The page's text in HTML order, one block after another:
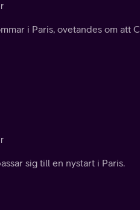
i Paris, ovetandes om att
sig till en nystart i Paris.